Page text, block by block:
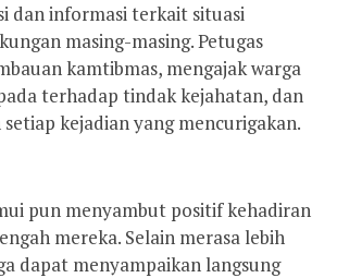
dan informasi terkait situasi
masing-masing. Petugas
kamtibmas, mengajak warga
terhadap tindak kejahatan, dan
kejadian yang mencurigakan.
pun menyambut positif kehadiran
mereka. Selain merasa lebih
dapat menyampaikan langsung